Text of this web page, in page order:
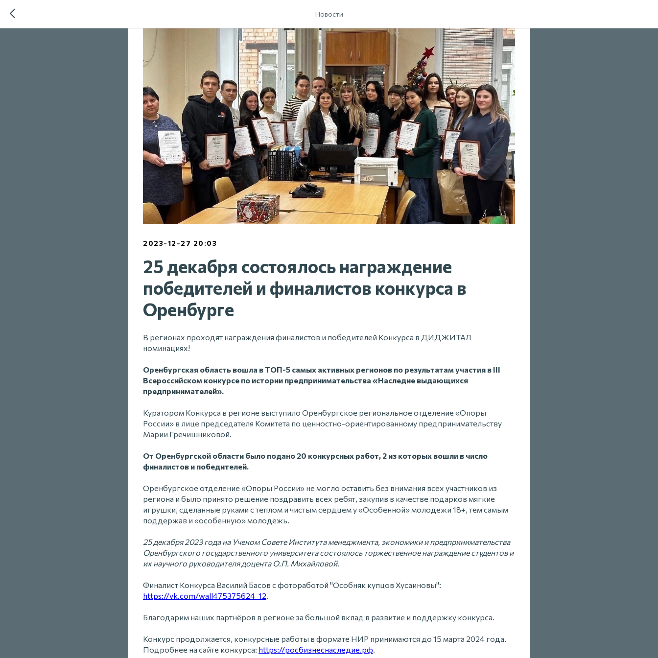
Новости
2023-12-27 20:03
25 декабря состоялось награждение
победителей и финалистов конкурса в
Оренбурге
В регионах проходят награждения финалистов и победителей Конкурса в ДИДЖИТАЛ
номинациях!
Оренбургская область вошла в ТОП-5 самых активных регионов по результатам участия в III
Всероссийском конкурсе по истории предпринимательства «Наследие выдающихся
предпринимателей».
Куратором Конкурса в регионе выступило Оренбургское региональное отделение «Опоры
России» в лице председателя Комитета по ценностно-ориентированному предпринимательству
Марии Гречишниковой.
От Оренбургской области было подано 20 конкурсных работ, 2 из которых вошли в число
финалистов и победителей.
Оренбургское отделение «Опоры России» не могло оставить без внимания всех участников из
региона и было принято решение поздравить всех ребят, закупив в качестве подарков мягкие
игрушки, сделанные руками с теплом и чистым сердцем у «Особенной» молодежи 18+, тем самым
поддержав и «особенную» молодежь.
25 декабря 2023 года на Ученом Совете Института менеджмента, экономики и предпринимательства
Оренбургского государственного университета состоялось торжественное награждение студентов и
их научного руководителя доцента О.П. Михайловой.
Финалист Конкурса Василий Басов с фотоработой "Особняк купцов Хусаиновы":
https://vk.com/wall475375624_12
Благодарим наших партнёров в регионе за большой вклад в развитие и поддержку конкурса.
Конкурс продолжается, конкурсные работы в формате НИР принимаются до 15 марта 2024 года.
Подробнее на сайте конкурса: https://росбизнеснаследие.рф